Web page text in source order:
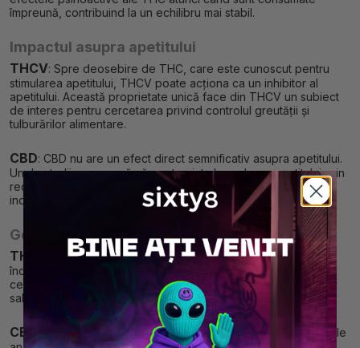
împreună, contribuind la un echilibru mai stabil.
Impactul asupra apetitului
THCV: Spre deosebire de THC, care este cunoscut pentru
stimularea apetitului, THCV poate acționa ca un inhibitor al
apetitului. Această proprietate unică face din THCV un subiect
de interes pentru cercetarea privind controlul greutății și
tulburărilor alimentare.
CBD: CBD nu are un efect direct semnificativ asupra apetitului.
Unele studii sugerează că poate ajuta la reglarea apetitului prin
reducerea anxietății sau a stresului, dar aceste efecte sunt
indirecte.
Gestionarea durerii și a inflamației
THCV
: Cercetările privind THCV în gestionarea durerii sunt
încă limitate, dar acesta prezintă un potențial, mai ales în ceea
ce privește durerile asociate inflamației, datorită proprietăților
sale antiinflamatorii.
CBD
: CBD este recunoscut pe scară largă pentru efectele sale